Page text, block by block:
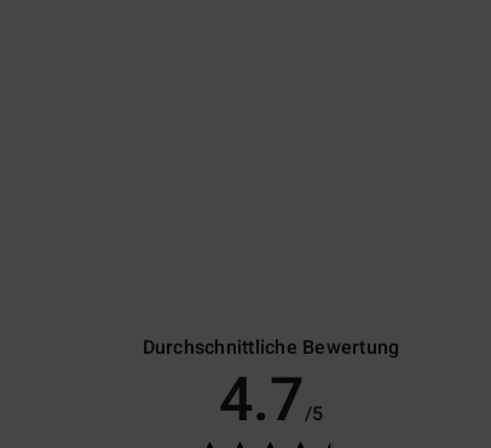
Durchschnittliche Bewertung
4.7/5